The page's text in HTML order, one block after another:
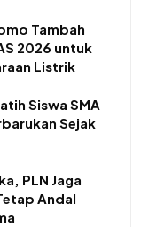
Tambah
2026 untuk
Listrik
Siswa SMA
Sejak
PLN Jaga
Andal